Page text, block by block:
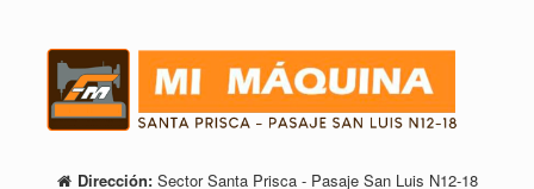
contenido
Dirección:Sector Santa Prisca - Pasaje San Luis N12-18